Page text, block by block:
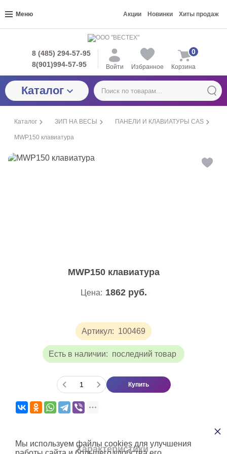
Меню Акции Новинки Хиты продаж
8 (485) 294-57-95
8(901)994-57-95
Войти Избранное Корзина
0
Каталог
Каталог ЗИП НА ВЕСЫ ПАНЕЛИ И КЛАВИАТУРЫ CAS
MWP150 клавиатура
MWP150 клавиатура
Артикул: 100469
Есть в наличии: последний товар
Цена: 1862 руб.
Купить
Характеристики
Мы используем файлы cookies для улучшения
×